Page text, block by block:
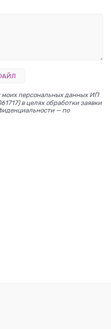
моих персональных данных ИП
в целях обработки заявки
— по